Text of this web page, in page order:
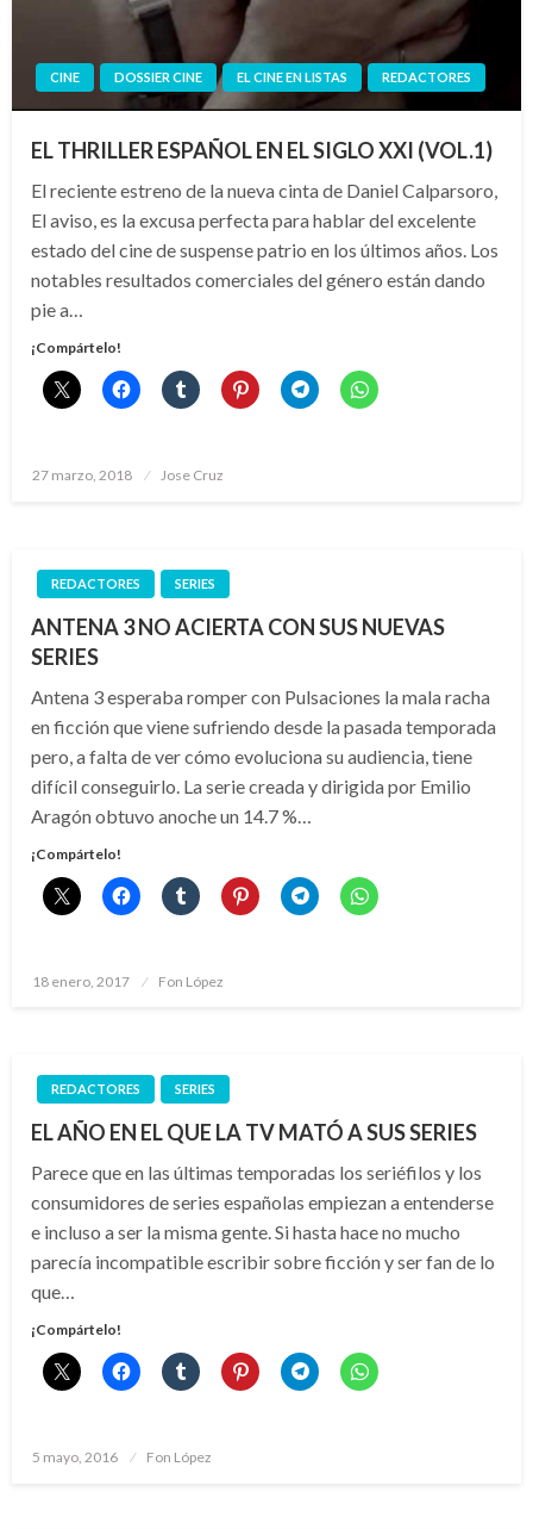
CINE DOSSIER CINE EL CINE EN LISTAS REDACTORES
EL THRILLER ESPAÑOL EN EL SIGLO XXI (VOL.1)
El reciente estreno de la nueva cinta de Daniel Calparsoro,
El aviso, es la excusa perfecta para hablar del excelente
estado del cine de suspense patrio en los últimos años. Los
notables resultados comerciales del género están dando
pie a…
¡Compártelo!
Publicado
27 marzo, 2018 Jose Cruz
REDACTORES SERIES
ANTENA 3 NO ACIERTA CON SUS NUEVAS
SERIES
Antena 3 esperaba romper con Pulsaciones la mala racha
en ficción que viene sufriendo desde la pasada temporada
pero, a falta de ver cómo evoluciona su audiencia, tiene
difícil conseguirlo. La serie creada y dirigida por Emilio
Aragón obtuvo anoche un 14.7 %…
¡Compártelo!
Publicado
18 enero, 2017 Fon López
REDACTORES SERIES
EL AÑO EN EL QUE LA TV MATÓ A SUS SERIES
Parece que en las últimas temporadas los seriéfilos y los
consumidores de series españolas empiezan a entenderse
e incluso a ser la misma gente. Si hasta hace no mucho
parecía incompatible escribir sobre ficción y ser fan de lo
que…
¡Compártelo!
Publicado
5 mayo, 2016 Fon López